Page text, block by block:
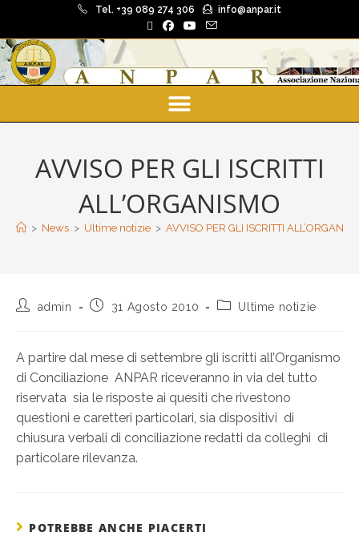
Tel. +39 089 274 306 info@anpar.it
AVVISO PER GLI ISCRITTI
ALL’ORGANISMO
> News > Ultime notizie > AVVISO PER GLI ISCRITTI
admin 31 Agosto 2010 Ultime notizie
A partire dal mese di settembre gli iscritti all’Organismo
di Conciliazione ANPAR riceveranno in via del tutto
riservata sia le risposte ai quesiti che rivestono
questioni e caretteri particolari, sia dispositivi di
chiusura verbali di conciliazione redatti da colleghi di
particolare rilevanza.
POTREBBE ANCHE PIACERTI